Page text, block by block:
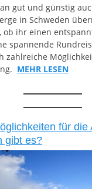
gut und günstig
in Schweden
ob ihr einen
spannende
zahlreiche
MEHR LESEN
für die
gibt es?